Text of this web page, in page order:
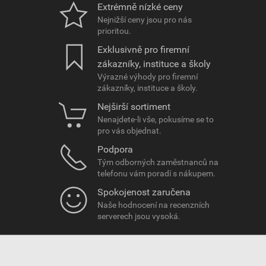
Extrémně nízké ceny
Nejnižší ceny jsou pro nás
prioritou.
Exklusivně pro firemní
zákazníky, instituce a školy
Výrazné výhody pro firemní
zákazníky, instituce a školy.
Nejširší sortiment
Nenajdete-li vše, pokusíme se to
pro vás objednat.
Podpora
Tým odborných zaměstnanců na
telefonu vám poradí s nákupem.
Spokojenost zaručena
Naše hodnocení na recenzních
serverech jsou vysoká.